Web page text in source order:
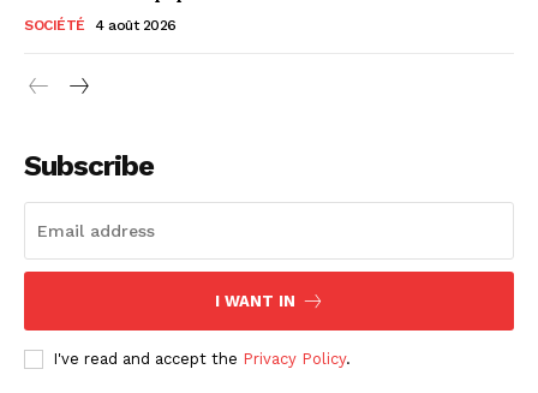
SOCIÉTÉ 4 août 2026
Subscribe
I WANT IN
I've read and accept the Privacy Policy.